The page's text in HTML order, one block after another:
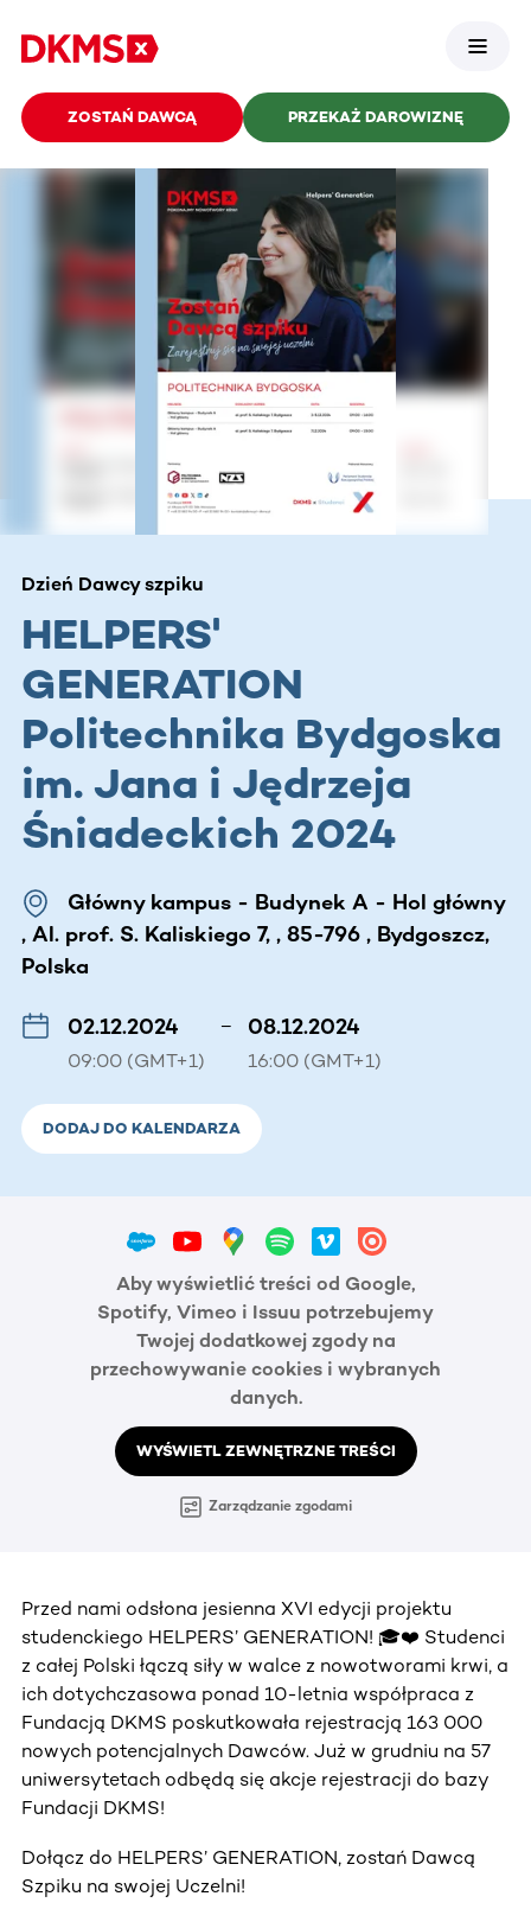
ZOSTAŃ DAWCĄ PRZEKAŻ DAROWIZNĘ
Dzień Dawcy szpiku
HELPERS'
GENERATION
Politechnika Bydgoska
im. Jana i Jędrzeja
Śniadeckich 2024
Główny kampus - Budynek A - Hol główny
, Al. prof. S. Kaliskiego 7, , 85-796 , Bydgoszcz,
Polska
02.12.2024
09:00 (GMT+1)
– 08.12.2024
16:00 (GMT+1)
DODAJ DO KALENDARZA
Aby wyświetlić treści od Google,
Spotify, Vimeo i Issuu potrzebujemy
Twojej dodatkowej zgody na
przechowywanie cookies i wybranych
danych.
WYŚWIETL ZEWNĘTRZNE TREŚCI
Zarządzanie zgodami
Przed nami odsłona jesienna XVI edycji projektu
studenckiego HELPERS’ GENERATION! 🎓❤️ Studenci
z całej Polski łączą siły w walce z nowotworami krwi, a
ich dotychczasowa ponad 10-letnia współpraca z
Fundacją DKMS poskutkowała rejestracją 163 000
nowych potencjalnych Dawców. Już w grudniu na 57
uniwersytetach odbędą się akcje rejestracji do bazy
Fundacji DKMS!
Dołącz do HELPERS’ GENERATION, zostań Dawcą
Szpiku na swojej Uczelni!